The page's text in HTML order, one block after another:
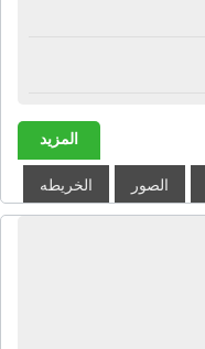
المزيد
الصور الخريطه